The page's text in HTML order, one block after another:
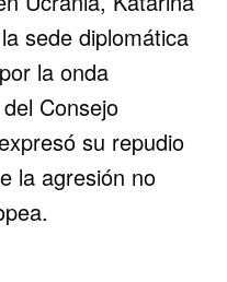
sede diplomática
la onda
Consejo
su repudio
la agresión no